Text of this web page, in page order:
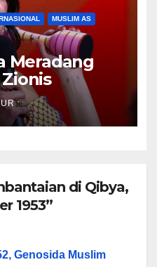
MUSLIM AS
Meradang
di Qibya,
1953”
Genosida Muslim